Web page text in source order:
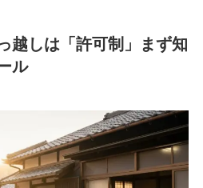
越しは「許可制」まず知
ル